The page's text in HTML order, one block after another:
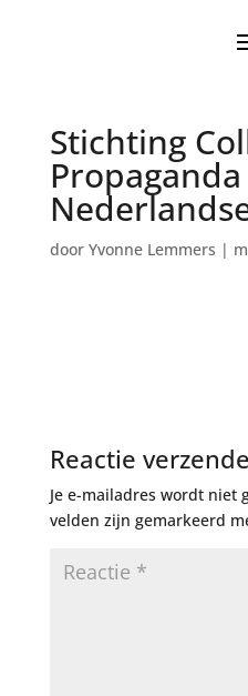
Stichting
door Yvonne Lemmers |
Reactie
Je e-mailadres wordt niet
velden zijn gemarkeerd